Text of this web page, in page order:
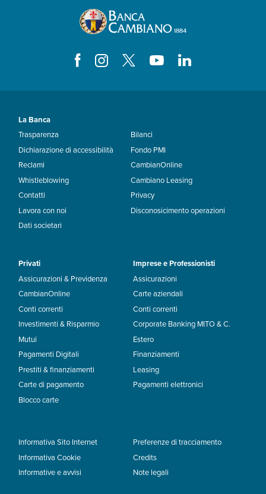
La Banca
Trasparenza
Dichiarazione di accessibilità
Reclami
Whistleblowing
Contatti
Lavora con noi
Dati societari
Bilanci
Fondo PMI
CambianOnline
Cambiano Leasing
Privacy
Disconosicimento operazioni
Privati
Assicurazioni & Previdenza
CambianOnline
Conti correnti
Investimenti & Risparmio
Mutui
Pagamenti Digitali
Prestiti & finanziamenti
Carte di pagamento
Blocco carte
Imprese e Professionisti
Assicurazioni
Carte aziendali
Conti correnti
Corporate Banking MITO & C.
Estero
Finanziamenti
Leasing
Pagamenti elettronici
Informativa Sito Internet
Informativa Cookie
Informative e avvisi
Preferenze di tracciamento
Credits
Note legali